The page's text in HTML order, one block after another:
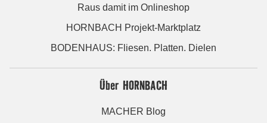
Raus damit im Onlineshop
HORNBACH Projekt-Marktplatz
BODENHAUS: Fliesen. Platten. Dielen
Über HORNBACH
MACHER Blog